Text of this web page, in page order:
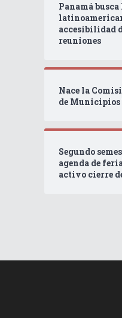
Panamá
accesibilidad
reuniones
Nace la
de
Segundo
agenda de
activo cierre